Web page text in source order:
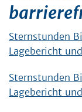
Sternstunden
Lagebericht
Sternstunden
Lagebericht